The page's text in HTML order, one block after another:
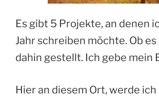
Es gibt 5 Projekte, an denen
Jahr schreiben möchte. Ob
dahin gestellt. Ich gebe mein
Hier an diesem Ort, werde